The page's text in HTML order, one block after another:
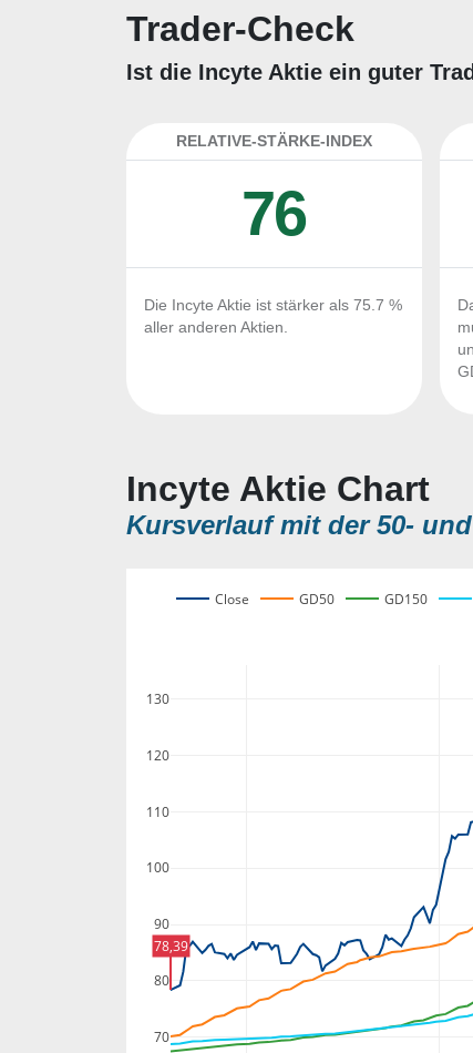
Trader-Check
Ist die Incyte Aktie ein guter
RELATIVE-STÄRKE-INDEX
76
Die Incyte Aktie ist stärker als 75.7 %
aller anderen Aktien.
Incyte Aktie Chart
Kursverlauf mit der 50-
70
80
90
100
110
120
130
Close GD50 GD150
78,39